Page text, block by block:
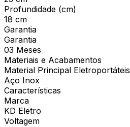
Profundidade (cm)
18 cm
Garantia
Garantia
03 Meses
Materiais e Acabamentos
Material Principal Eletroportáteis
Aço Inox
Características
Marca
KD Eletro
Voltagem